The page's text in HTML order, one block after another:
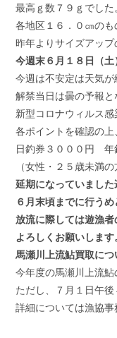
最高ｇ数７９ｇでした。
各地区１６．０㎝のも
昨年よりサイズアップ
今週末６月１８日（土
今週は不安定は天気が
解禁当日は曇の予報と
新型コロナウィルス
各ポイントを確認の上
日釣券３０００円 年
（女性・２５歳未満
延期になっていまし
６月末頃までに行うめ
放流に際しては遊漁
よろしくお願いします。
馬瀬川上流鮎買取につ
今年度の馬瀬川上流鮎
ただし、７月１日午後
詳細については漁協事